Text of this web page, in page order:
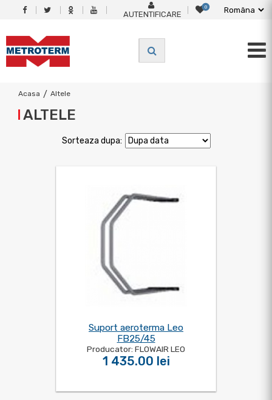
AUTENTIFICARE
0
Acasa / Altele
ALTELE
Sorteaza dupa:
Suport aeroterma Leo
FB25/45
Producator: FLOWAIR LEO
1 435.00 lei